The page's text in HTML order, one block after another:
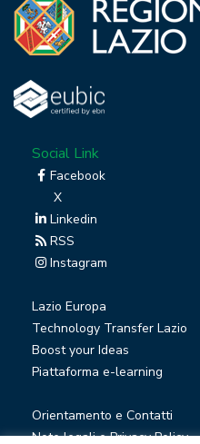
Social Link
Facebook
X
Linkedin
RSS
Instagram
Lazio Europa
Technology Transfer Lazio
Boost your Ideas
Piattaforma e-learning
Orientamento e Contatti
Note legali e Privacy Policy